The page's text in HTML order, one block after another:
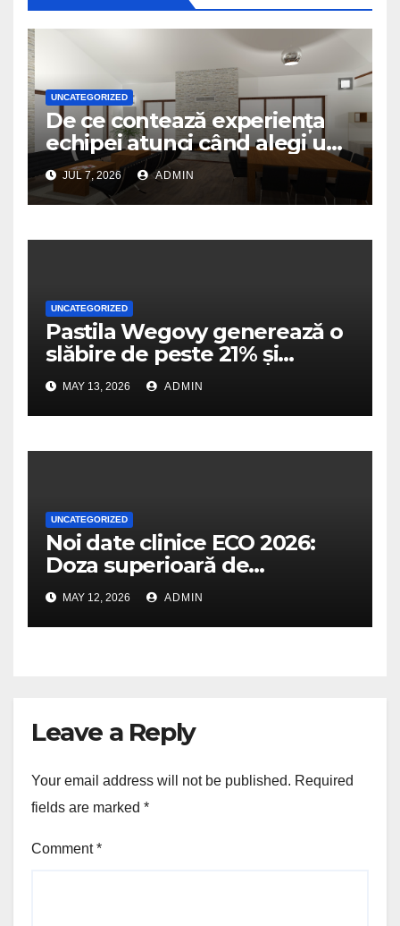
UNCATEGORIZED
De ce contează experiența
echipei atunci când alegi un
birou de arhitectură
JUL 7, 2026 ADMIN
UNCATEGORIZED
Pastila Wegovy generează o
slăbire de peste 21% și
dublează scorurile de
îmbunătățire a mobilității
fizice
MAY 13, 2026 ADMIN
UNCATEGORIZED
Noi date clinice ECO 2026:
Doza superioară de
Wegovy® generează o
slăbire de aproape 28% și
protejează masa musculară
MAY 12, 2026 ADMIN
Leave a Reply
Your email address will not be published. Required
fields are marked *
Comment*